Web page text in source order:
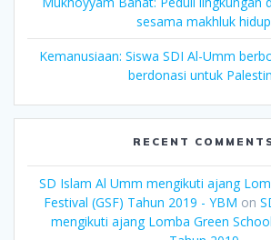
sesama makhluk hidup
Kemanusiaan: Siswa SDI Al-Umm
berdonasi untuk
RECENT
SD Islam Al Umm mengikuti ajang
Festival (GSF) Tahun 2019 - YBM on
mengikuti ajang Lomba Green